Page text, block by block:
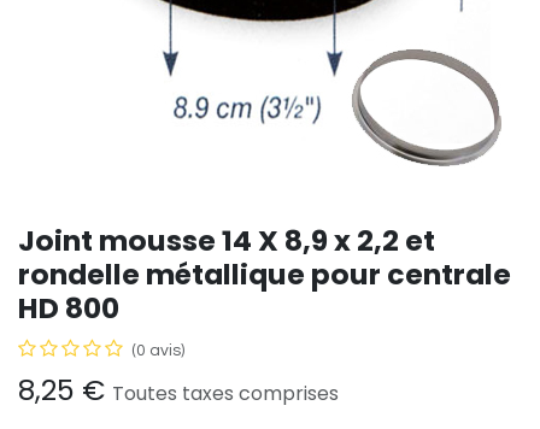
Joint mousse 14 X 8,9 x 2,2 et
rondelle métallique pour centrale
HD 800
(0 avis)
8,25 € Toutes taxes comprises